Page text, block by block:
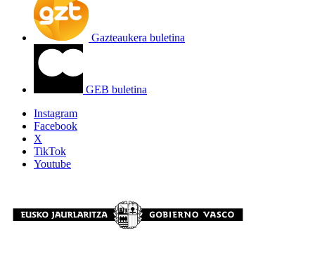
Gazteaukera buletina
GEB buletina
Instagram
Facebook
X
TikTok
Youtube